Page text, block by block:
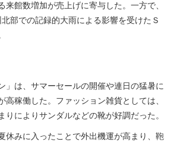
来館数増加が売上げに寄与した。一方で、
部での記録的大雨による影響を受けたＳ
」は、サマーセールの開催や連日の猛暑に
高稼働した。ファッション雑貨としては、
りによりサンダルなどの靴が好調だった。
休みに入ったことで外出機運が高まり、鞄